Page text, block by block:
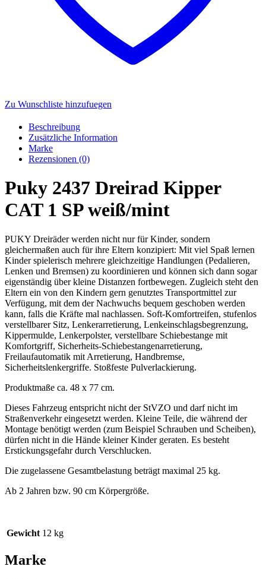
Zu Wunschliste hinzufuegen
Beschreibung
Zusätzliche Information
Marke
Rezensionen (0)
Puky 2437 Dreirad Kipper
CAT 1 SP weiß/mint
PUKY Dreiräder werden nicht nur für Kinder, sondern
gleichermaßen auch für ihre Eltern konzipiert: Mit viel Spaß lernen
Kinder spielerisch mehrere gleichzeitige Handlungen (Pedalieren,
Lenken und Bremsen) zu koordinieren und können sich dann sogar
eigenständig über kleine Distanzen fortbewegen. Zugleich steht den
Eltern ein von den Kindern gern genutztes Transportmittel zur
Verfügung, mit dem der Nachwuchs bequem geschoben werden
kann, falls die Kräfte mal nachlassen. Soft-Komfortreifen, stufenlos
verstellbarer Sitz, Lenkerarretierung, Lenkeinschlagsbegrenzung,
Kippermulde, Lenkerpolster, verstellbare Schiebestange mit
Komfortgriff, Sicherheits-Schiebestangenarretierung,
Freilaufautomatik mit Arretierung, Handbremse,
Sicherheitslenkergriffe. Stoßfeste Pulverlackierung.
Produktmaße ca. 48 x 77 cm.
Dieses Fahrzeug entspricht nicht der StVZO und darf nicht im
Straßenverkehr eingesetzt werden. Kleine Teile, die während der
Montage benötigt werden (zum Beispiel Schrauben und Scheiben),
dürfen nicht in die Hände kleiner Kinder geraten. Es besteht
Erstickungsgefahr durch Verschlucken.
Die zugelassene Gesamtbelastung beträgt maximal 25 kg.
Ab 2 Jahren bzw. 90 cm Körpergröße.
Gewicht 12 kg
Marke